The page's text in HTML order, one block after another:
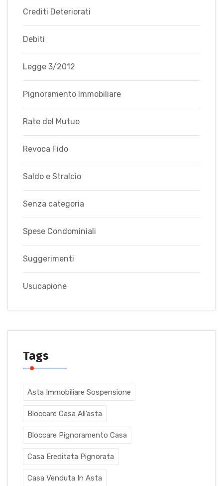
Crediti Deteriorati
Debiti
Legge 3/2012
Pignoramento Immobiliare
Rate del Mutuo
Revoca Fido
Saldo e Stralcio
Senza categoria
Spese Condominiali
Suggerimenti
Usucapione
Tags
Asta Immobiliare Sospensione
Bloccare Casa All’asta
Bloccare Pignoramento Casa
Casa Ereditata Pignorata
Casa Venduta In Asta